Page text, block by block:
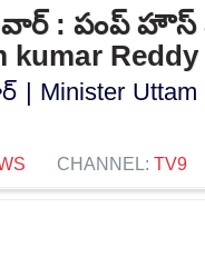
: పంప్ హౌస్
kumar Reddy
Uttam
CHANNEL: TV9